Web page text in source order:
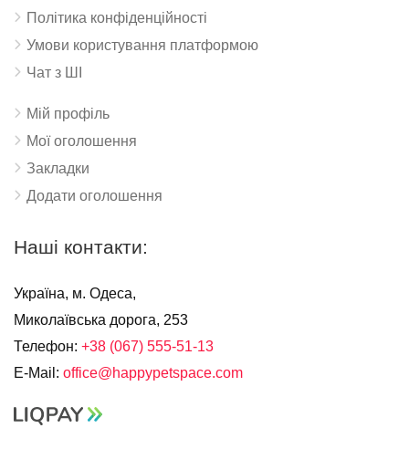
Політика конфіденційності
Умови користування платформою
Чат з ШІ
Мій профіль
Мої оголошення
Закладки
Додати оголошення
Наші контакти:
Україна, м. Одеса,
Миколаївська дорога, 253
Телефон: +38 (067) 555-51-13
E-Mail: office@happypetspace.com